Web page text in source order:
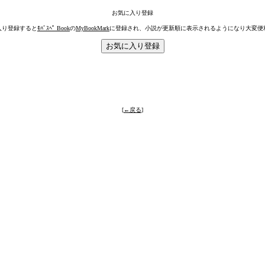
お気に入り登録
り登録するとﾓﾊﾞｽﾍﾟ BookのMyBookMarkに登録され、小説が更新順に表示されるようになり大変便
[←戻る]